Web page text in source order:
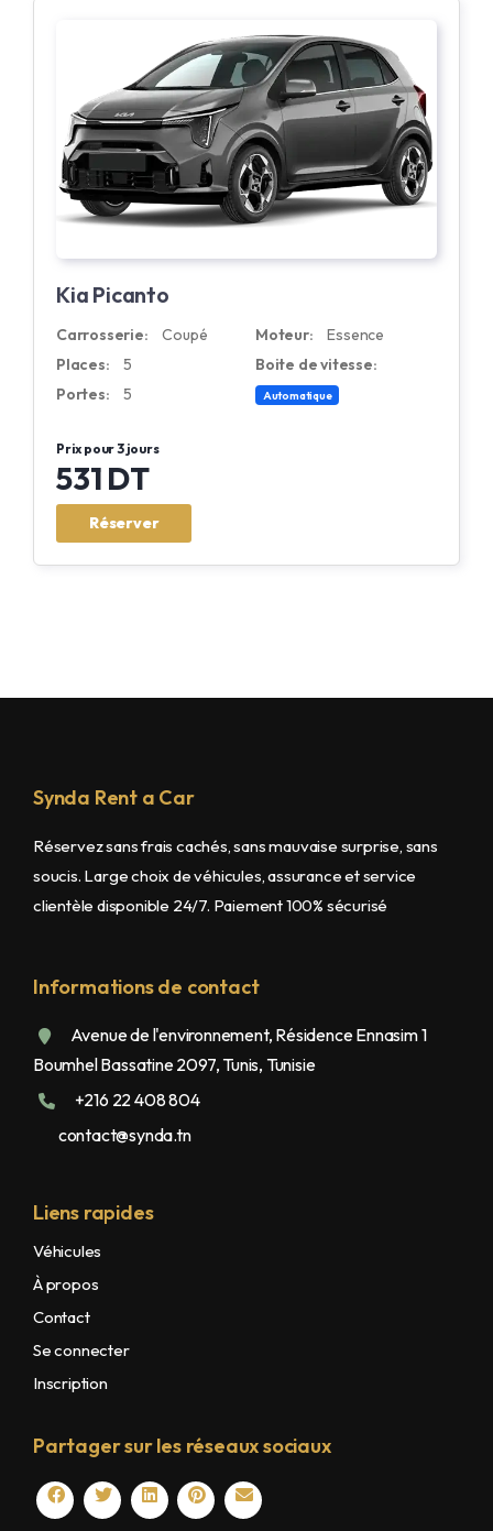
Kia Picanto
Carrosserie:
Coupé
Places:
5
Portes:
5
Moteur:
Essence
Boite de vitesse:
Automatique
Prix pour 3 jours
531 DT
Réserver
Synda Rent a Car
Réservez sans frais cachés, sans mauvaise surprise, sans
soucis. Large choix de véhicules, assurance et service
clientèle disponible 24/7. Paiement 100% sécurisé
Informations de contact
Avenue de l'environnement, Résidence Ennasim 1
Boumhel Bassatine 2097, Tunis, Tunisie
+216 22 408 804
contact@synda.tn
Liens rapides
Véhicules
À propos
Contact
Se connecter
Inscription
Partager sur les réseaux sociaux